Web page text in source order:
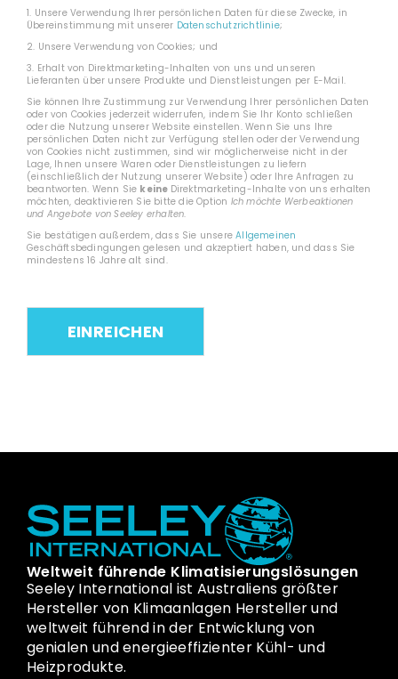
1. Unsere Verwendung Ihrer persönlichen Daten für diese Zwecke, in
Übereinstimmung mit unserer Datenschutzrichtlinie;
2. Unsere Verwendung von Cookies; und
3. Erhalt von Direktmarketing-Inhalten von uns und unseren
Lieferanten über unsere Produkte und Dienstleistungen per E-Mail.
Sie können Ihre Zustimmung zur Verwendung Ihrer persönlichen Daten
oder von Cookies jederzeit widerrufen, indem Sie Ihr Konto schließen
oder die Nutzung unserer Website einstellen. Wenn Sie uns Ihre
persönlichen Daten nicht zur Verfügung stellen oder der Verwendung
von Cookies nicht zustimmen, sind wir möglicherweise nicht in der
Lage, Ihnen unsere Waren oder Dienstleistungen zu liefern
(einschließlich der Nutzung unserer Website) oder Ihre Anfragen zu
beantworten. Wenn Sie keine Direktmarketing-Inhalte von uns erhalten
möchten, deaktivieren Sie bitte die Option Ich möchte Werbeaktionen
und Angebote von Seeley erhalten.
Sie bestätigen außerdem, dass Sie unsereAllgemeinen
Geschäftsbedingungen gelesen und akzeptiert haben, und dass Sie
mindestens 16 Jahre alt sind.
Weltweit führende Klimatisierungslösungen
Seeley International ist Australiens größter
Hersteller von Klimaanlagen Hersteller und
weltweit führend in der Entwicklung von
genialen und energieeffizienter Kühl- und
Heizprodukte.